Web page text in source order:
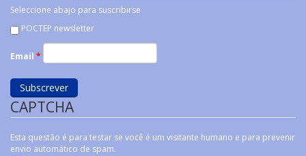
Seleccione abajo para suscribirse
POCTEP newsletter
Email *
CAPTCHA
Esta questão é para testar se você é um visitante humano e para prevenir
envio automático de spam.